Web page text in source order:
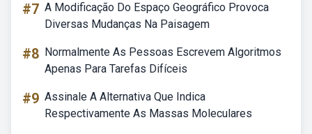
#7 A Modificação Do Espaço Geográfico Provoca
Diversas Mudanças Na Paisagem
#8 Normalmente As Pessoas Escrevem Algoritmos
Apenas Para Tarefas Difíceis
#9 Assinale A Alternativa Que Indica
Respectivamente As Massas Moleculares